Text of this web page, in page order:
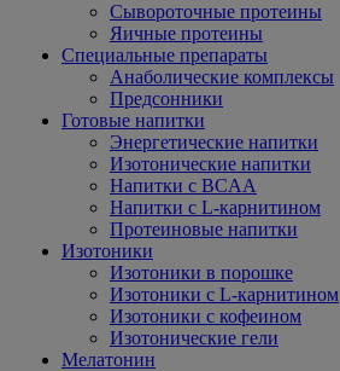
Сывороточные протеины
Яичные протеины
Специальные препараты
Анаболические комплексы
Предсонники
Готовые напитки
Энергетические напитки
Изотонические напитки
Напитки с BCAA
Напитки с L-карнитином
Протеиновые напитки
Изотоники
Изотоники в порошке
Изотоники с L-карнитином
Изотоники с кофеином
Изотонические гели
Мелатонин